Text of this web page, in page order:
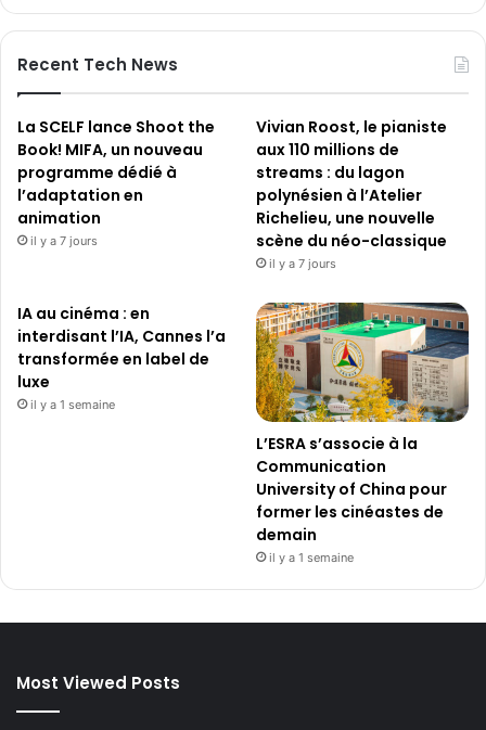
Recent Tech News
La SCELF lance Shoot the
Book! MIFA, un nouveau
programme dédié à
l’adaptation en
animation
il y a 7 jours
Vivian Roost, le pianiste
aux 110 millions de
streams : du lagon
polynésien à l’Atelier
Richelieu, une nouvelle
scène du néo-classique
il y a 7 jours
IA au cinéma : en
interdisant l’IA, Cannes l’a
transformée en label de
luxe
il y a 1 semaine
L’ESRA s’associe à la
Communication
University of China pour
former les cinéastes de
demain
il y a 1 semaine
Most Viewed Posts